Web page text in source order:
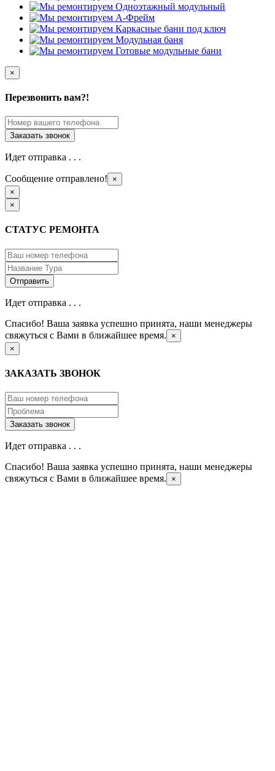
×
Перезвонить вам?!
Идет отправка . . .
Сообщение отправлено!
×
×
×
СТАТУС РЕМОНТА
Идет отправка . . .
Спасибо! Ваша заявка успешно принята, наши менеджеры
свяжуться с Вами в ближайшее время.
×
×
ЗАКАЗАТЬ ЗВОНОК
Идет отправка . . .
Спасибо! Ваша заявка успешно принята, наши менеджеры
свяжуться с Вами в ближайшее время.
×